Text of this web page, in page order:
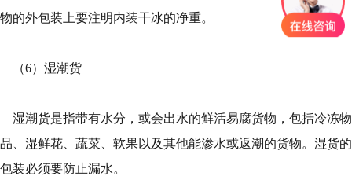
物的外包装上要注明内装干冰的净重。
（6）湿潮货
湿潮货是指带有水分，或会出水的鲜活易腐货物，包括冷冻物
品、湿鲜花、蔬菜、软果以及其他能渗水或返潮的货物。湿货的
包装必须要防止漏水。